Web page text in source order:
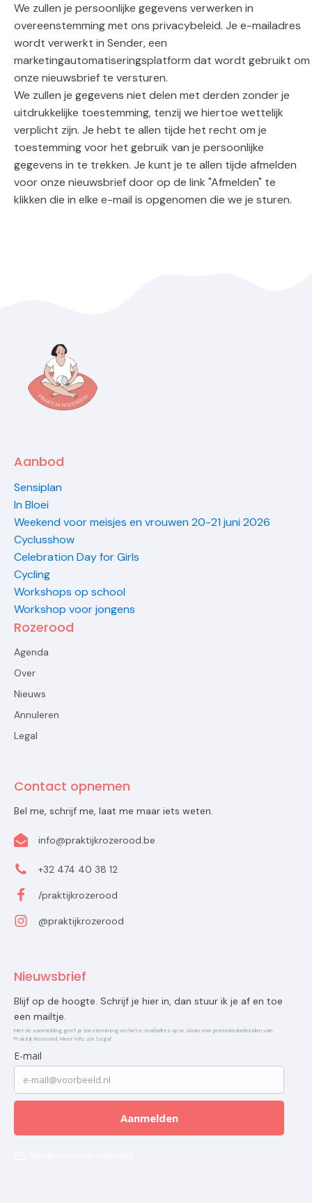
We zullen je persoonlijke gegevens verwerken in
overeenstemming met ons privacybeleid. Je e-mailadres
wordt verwerkt in Sender, een
marketingautomatiseringsplatform dat wordt gebruikt om
onze nieuwsbrief te versturen.
We zullen je gegevens niet delen met derden zonder je
uitdrukkelijke toestemming, tenzij we hiertoe wettelijk
verplicht zijn. Je hebt te allen tijde het recht om je
toestemming voor het gebruik van je persoonlijke
gegevens in te trekken. Je kunt je te allen tijde afmelden
voor onze nieuwsbrief door op de link "Afmelden" te
klikken die in elke e-mail is opgenomen die we je sturen.
Aanbod
Sensiplan
In Bloei
Weekend voor meisjes en vrouwen 20-21 juni 2026
Cyclusshow
Celebration Day for Girls
Cycling
Workshops op school
Workshop voor jongens
Rozerood
Agenda
Over
Nieuws
Annuleren
Legal
Contact opnemen
Bel me, schrijf me, laat me maar iets weten.
info@praktijkrozerood.be
+32 474 40 38 12
/praktijkrozerood
@praktijkrozerood
Nieuwsbrief
Blijf op de hoogte. Schrijf je hier in, dan stuur ik je af en toe
een mailtje.
Met de aanmelding geef je toestemming om het e-mailadres op te slaan voor promotiedoeleinden van
Praktijk Rozerood. Meer info: zie 'Legal'.